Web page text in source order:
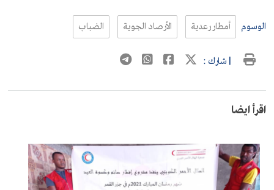
الوسوم أمطار رعدية الأرصاد الجوية الضباب
| شارك :
اقرأ ايضا